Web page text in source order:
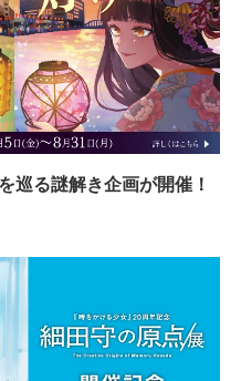
巡る謎解き企画が開催！